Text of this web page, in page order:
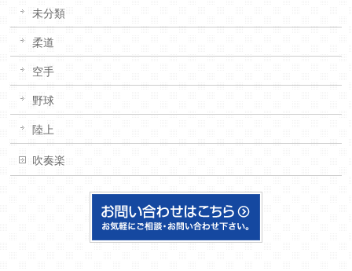
未分類
柔道
空手
野球
陸上
吹奏楽